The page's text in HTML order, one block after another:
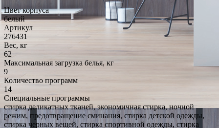
Цвет корпуса
белый
Артикул
276431
Вес, кг
62
Максимальная загрузка белья, кг
9
Количество программ
14
Специальные программы
стирка деликатных тканей, экономичная стирка, ночной
режим, предотвращение сминания, стирка детской одежды,
стирка черных вещей, стирка спортивной одежды, стирка